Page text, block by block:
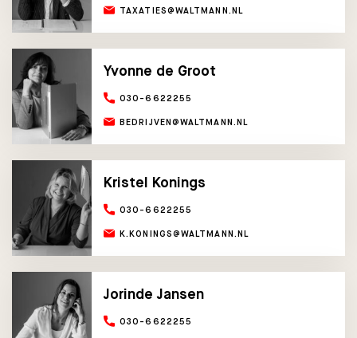
TAXATIES@WALTMANN.NL
Yvonne de Groot
030-6622255
BEDRIJVEN@WALTMANN.NL
Kristel Konings
030-6622255
K.KONINGS@WALTMANN.NL
Jorinde Jansen
030-6622255